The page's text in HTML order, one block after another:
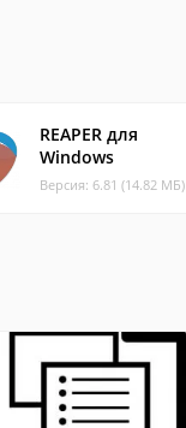
REAPER для
Windows
Версия: 6.81 (14.82 МБ)